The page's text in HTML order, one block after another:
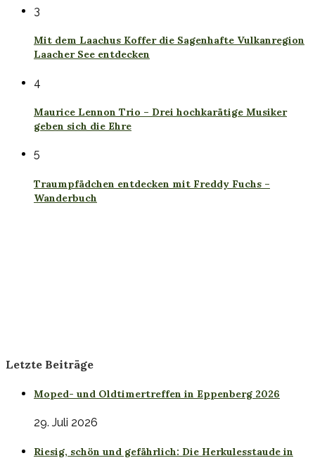
3
Mit dem Laachus Koffer die Sagenhafte Vulkanregion
Laacher See entdecken
4
Maurice Lennon Trio – Drei hochkarätige Musiker
geben sich die Ehre
5
Traumpfädchen entdecken mit Freddy Fuchs –
Wanderbuch
Letzte Beiträge
Moped- und Oldtimertreffen in Eppenberg 2026
29. Juli 2026
Riesig, schön und gefährlich: Die Herkulesstaude in